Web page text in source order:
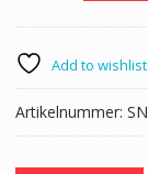
Add to wishlist
Artikelnummer: